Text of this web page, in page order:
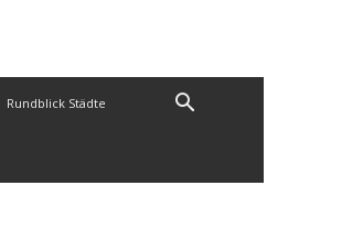
Rundblick Städte